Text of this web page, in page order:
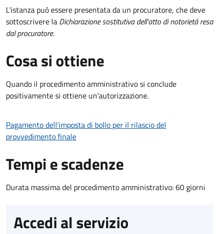
L'istanza può essere presentata da un procuratore, che deve
sottoscrivere la Dichiarazione sostitutiva dell'atto di notorietà resa
dal procuratore.
Cosa si ottiene
Quando il procedimento amministrativo si conclude
positivamente si ottiene un'autorizzazione.
Pagamento dell'imposta di bollo per il rilascio del
provvedimento finale
Tempi e scadenze
Durata massima del procedimento amministrativo: 60 giorni
Accedi al servizio